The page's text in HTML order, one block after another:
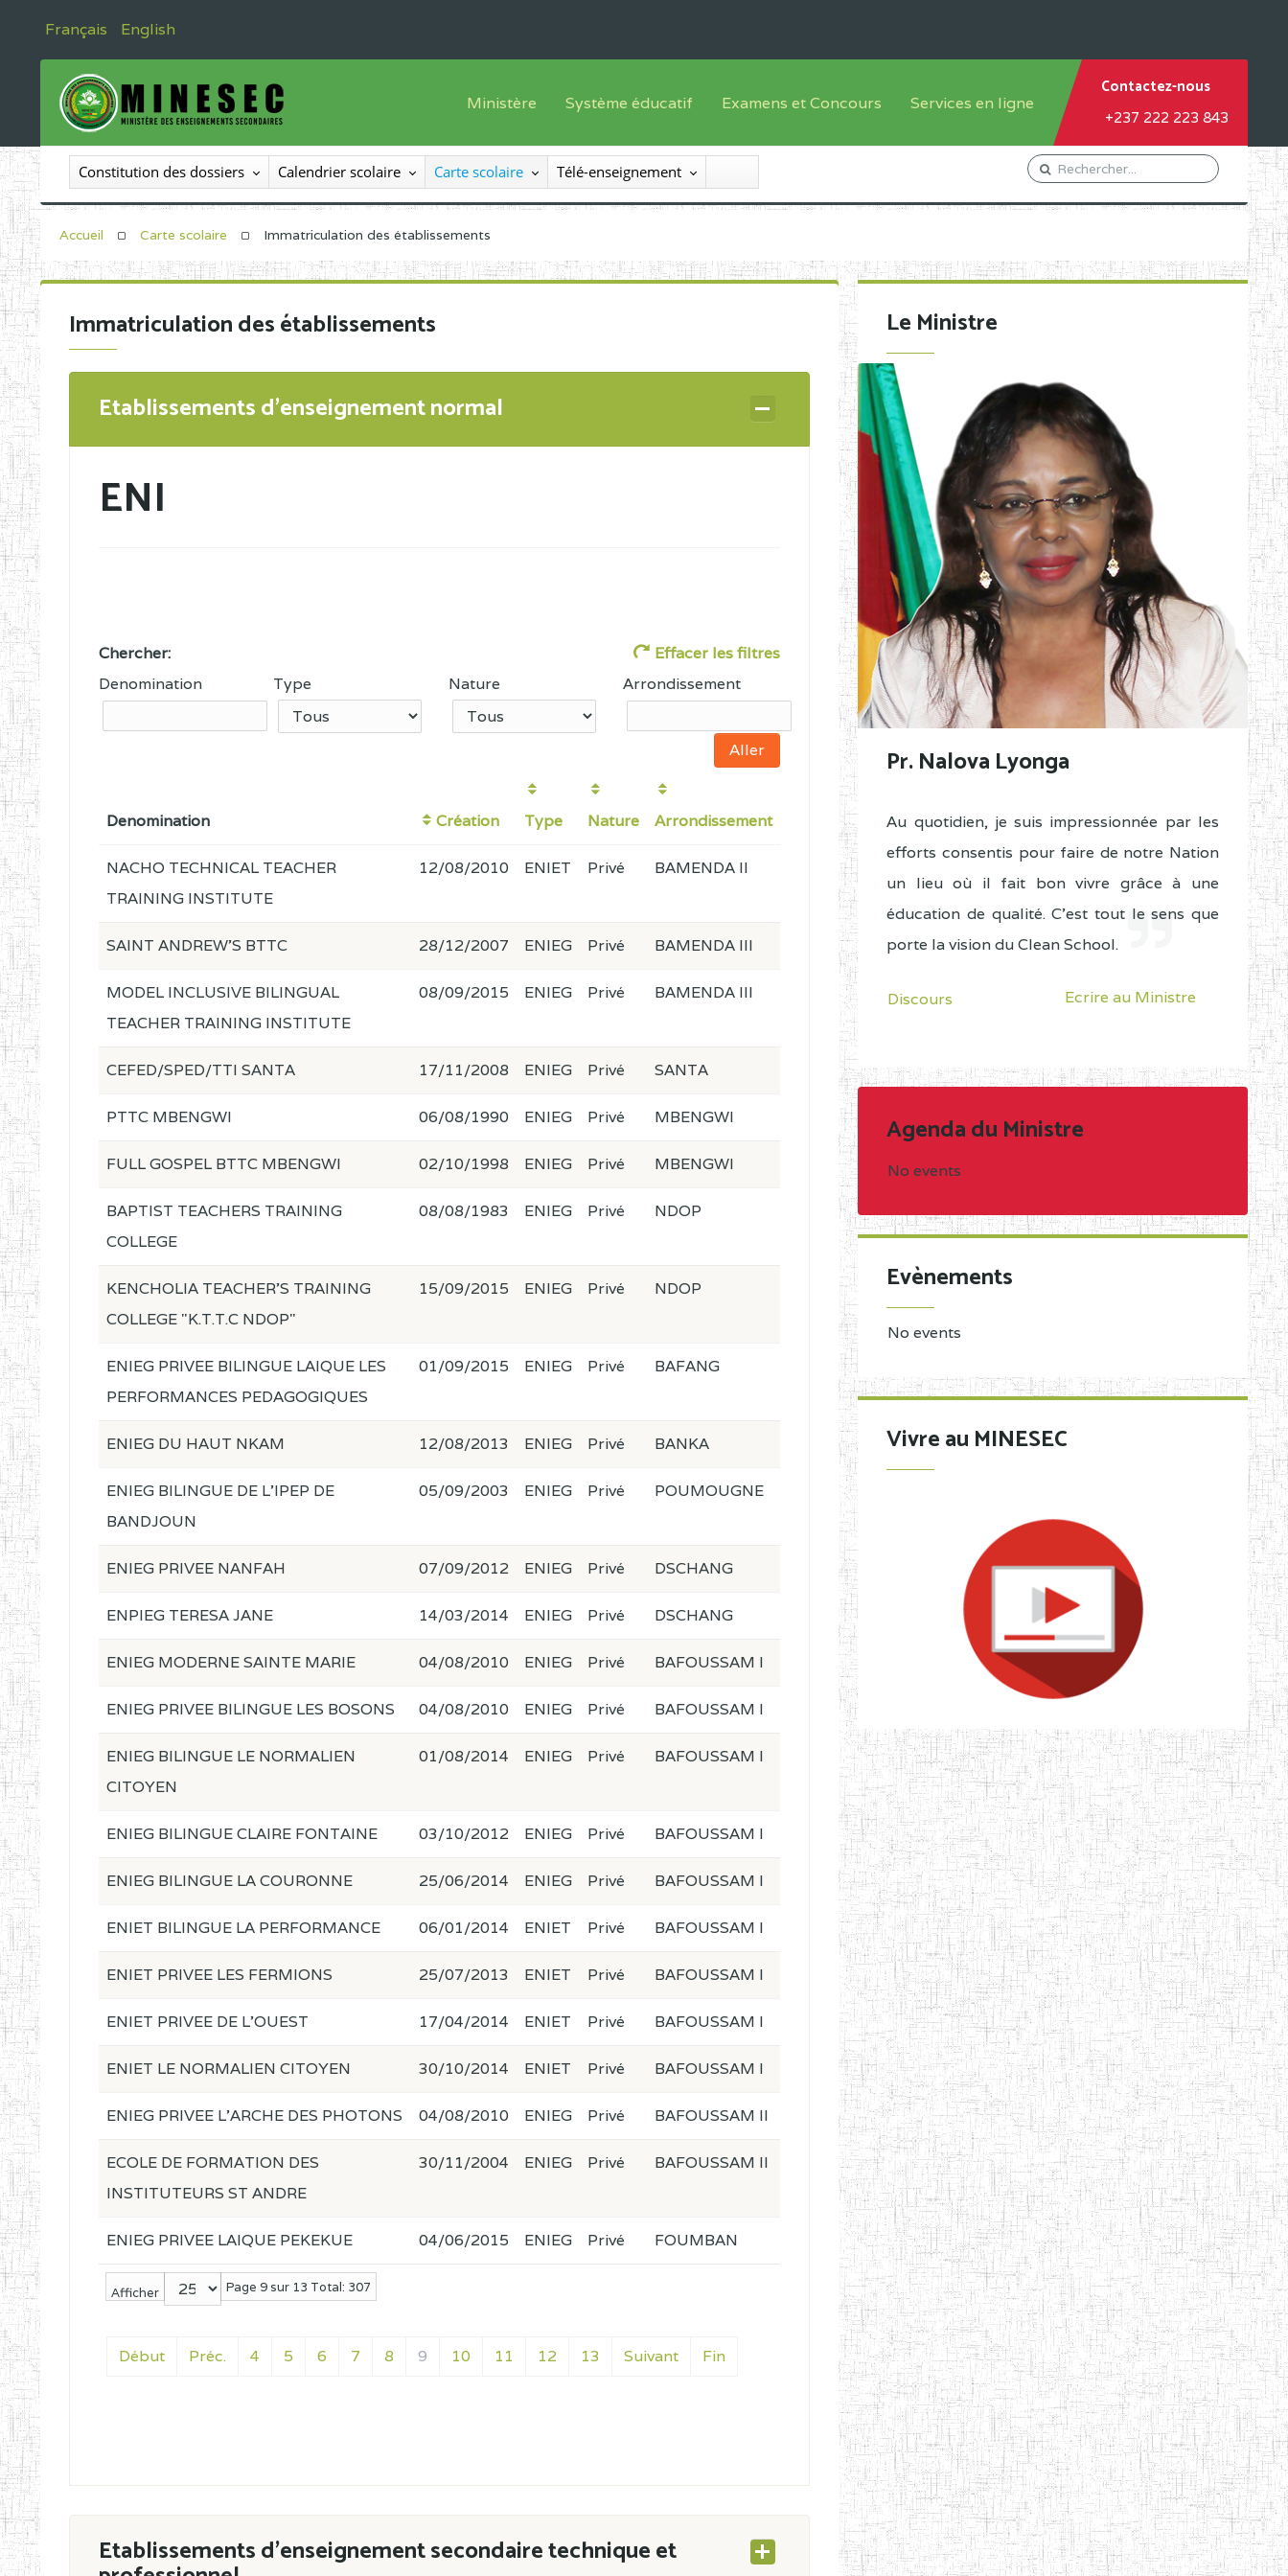
Français English
Ministère
Le Ministre
Le SEESEN
Inspection Générale des Enseignements
Organigramme
Système éducatif
Offre de formation
Sous système francophone
Progammes d'études
Examens et Concours
Inscriptions
Liste des candidats
Diplômes disponibles
Services en ligne
Orientation Conseil
Gestion du Personnel
Demande de subvention
Contactez-nous
+237 222 223 843
Constitution des dossiers Calendrier scolaire Carte scolaire Télé-enseignement
Accueil Carte scolaire Immatriculation des établissements
Immatriculation des établissements
Etablissements d'enseignement normal
ENI
Chercher:
Effacer les filtres
Denomination
Type Nature Arrondissement
Denomination Création Type Nature Arrondissement
Afficher Page 9 sur 13 Total: 307
Début Préc. 4 5 6 7 8 9 10 11 12 13 Suivant Fin
NACHO TECHNICAL TEACHER
TRAINING INSTITUTE
12/08/2010 ENIET Privé BAMENDA II
SAINT ANDREW'S BTTC 28/12/2007 ENIEG Privé BAMENDA III
MODEL INCLUSIVE BILINGUAL
TEACHER TRAINING INSTITUTE
08/09/2015 ENIEG Privé BAMENDA III
CEFED/SPED/TTI SANTA 17/11/2008 ENIEG Privé SANTA
PTTC MBENGWI 06/08/1990 ENIEG Privé MBENGWI
FULL GOSPEL BTTC MBENGWI 02/10/1998 ENIEG Privé MBENGWI
BAPTIST TEACHERS TRAINING
COLLEGE
08/08/1983 ENIEG Privé NDOP
KENCHOLIA TEACHER'S TRAINING
COLLEGE "K.T.T.C NDOP"
15/09/2015 ENIEG Privé NDOP
ENIEG PRIVEE BILINGUE LAIQUE LES
PERFORMANCES PEDAGOGIQUES
01/09/2015 ENIEG Privé BAFANG
ENIEG DU HAUT NKAM 12/08/2013 ENIEG Privé BANKA
ENIEG BILINGUE DE L'IPEP DE
BANDJOUN
05/09/2003 ENIEG Privé POUMOUGNE
ENIEG PRIVEE NANFAH 07/09/2012 ENIEG Privé DSCHANG
ENPIEG TERESA JANE 14/03/2014 ENIEG Privé DSCHANG
ENIEG MODERNE SAINTE MARIE 04/08/2010 ENIEG Privé BAFOUSSAM I
ENIEG PRIVEE BILINGUE LES BOSONS 04/08/2010 ENIEG Privé BAFOUSSAM I
ENIEG BILINGUE LE NORMALIEN
CITOYEN
01/08/2014 ENIEG Privé BAFOUSSAM I
ENIEG BILINGUE CLAIRE FONTAINE 03/10/2012 ENIEG Privé BAFOUSSAM I
ENIEG BILINGUE LA COURONNE 25/06/2014 ENIEG Privé BAFOUSSAM I
ENIET BILINGUE LA PERFORMANCE 06/01/2014 ENIET Privé BAFOUSSAM I
ENIET PRIVEE LES FERMIONS 25/07/2013 ENIET Privé BAFOUSSAM I
ENIET PRIVEE DE L'OUEST 17/04/2014 ENIET Privé BAFOUSSAM I
ENIET LE NORMALIEN CITOYEN 30/10/2014 ENIET Privé BAFOUSSAM I
ENIEG PRIVEE L'ARCHE DES PHOTONS 04/08/2010 ENIEG Privé BAFOUSSAM II
ECOLE DE FORMATION DES
INSTITUTEURS ST ANDRE
30/11/2004 ENIEG Privé BAFOUSSAM II
ENIEG PRIVEE LAIQUE PEKEKUE 04/06/2015 ENIEG Privé FOUMBAN
Etablissements d'enseignement secondaire technique et
Le Ministre
Pr. Nalova Lyonga
Au quotidien, je suis impressionnée par les
efforts consentis pour faire de notre Nation
un lieu où il fait bon vivre grâce à une
éducation de qualité. C'est tout le sens que
porte la vision du Clean School.
Discours Ecrire au Ministre
Agenda du Ministre
No events
Evènements
No events
Vivre au MINESEC